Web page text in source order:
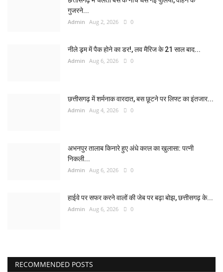
गुजरने...
Admin Aug 2, 2026 0
नीले ड्र्म में पैक होने का डर!, लव मैरिज के 21 साल बाद...
Admin Aug 6, 2026 0
छत्तीसगढ़ में शर्मनाक वारदात, बस छूटने पर लिफ्ट का इंतजार...
Admin Aug 4, 2026 0
अभनपुर तालाब किनारे हुए अंधे कत्ल का खुलासा: पत्नी
निकली...
Admin Aug 6, 2026 0
हाईवे पर सफर करने वालों की जेब पर बढ़ा बोझ, छत्तीसगढ़ के...
Admin Aug 6, 2026 0
RECOMMENDED POSTS